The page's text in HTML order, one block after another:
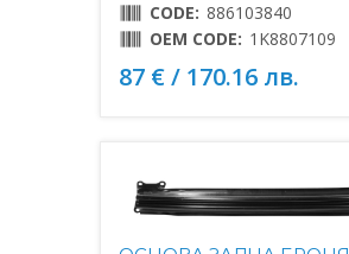
CODE: 886103840
OEM CODE: 1K8807109
87 € / 170.16 лв.